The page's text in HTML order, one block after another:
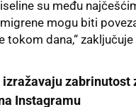
su među
mogu biti
tokom dana,“
izražavaju
Instagramu